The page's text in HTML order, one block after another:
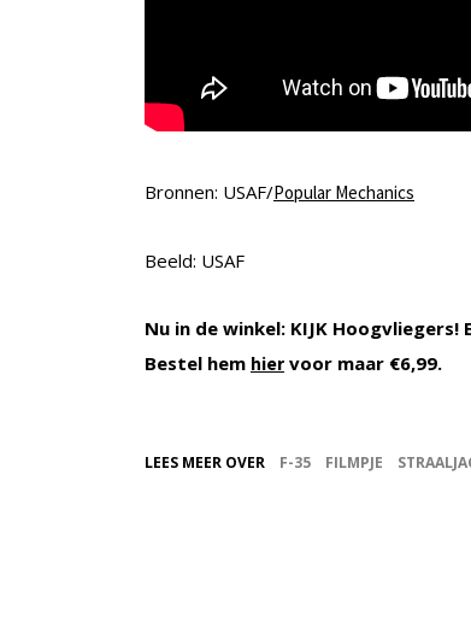
Bronnen: USAF/Popular Mechanics
Beeld: USAF
Nu in de winkel: KIJK
Bestel hem hier voor maar €6,99.
LEES MEER OVER F-35 FILMPJE